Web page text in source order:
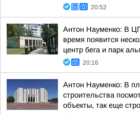
20:52
Антон Науменко: В
время появится
центр бега и парк
20:16
Антон Науменко: В
строительства
объекты, так еще